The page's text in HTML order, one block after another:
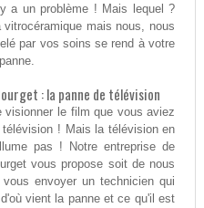
a un problème ! Mais lequel ?
mais nous, nous
par vos soins se rend à votre
: la panne de télévision
le film que vous aviez
! Mais la télévision en
pas ! Notre entreprise de
vous propose soit de nous
envoyer un technicien qui
vient la panne et ce qu'il est